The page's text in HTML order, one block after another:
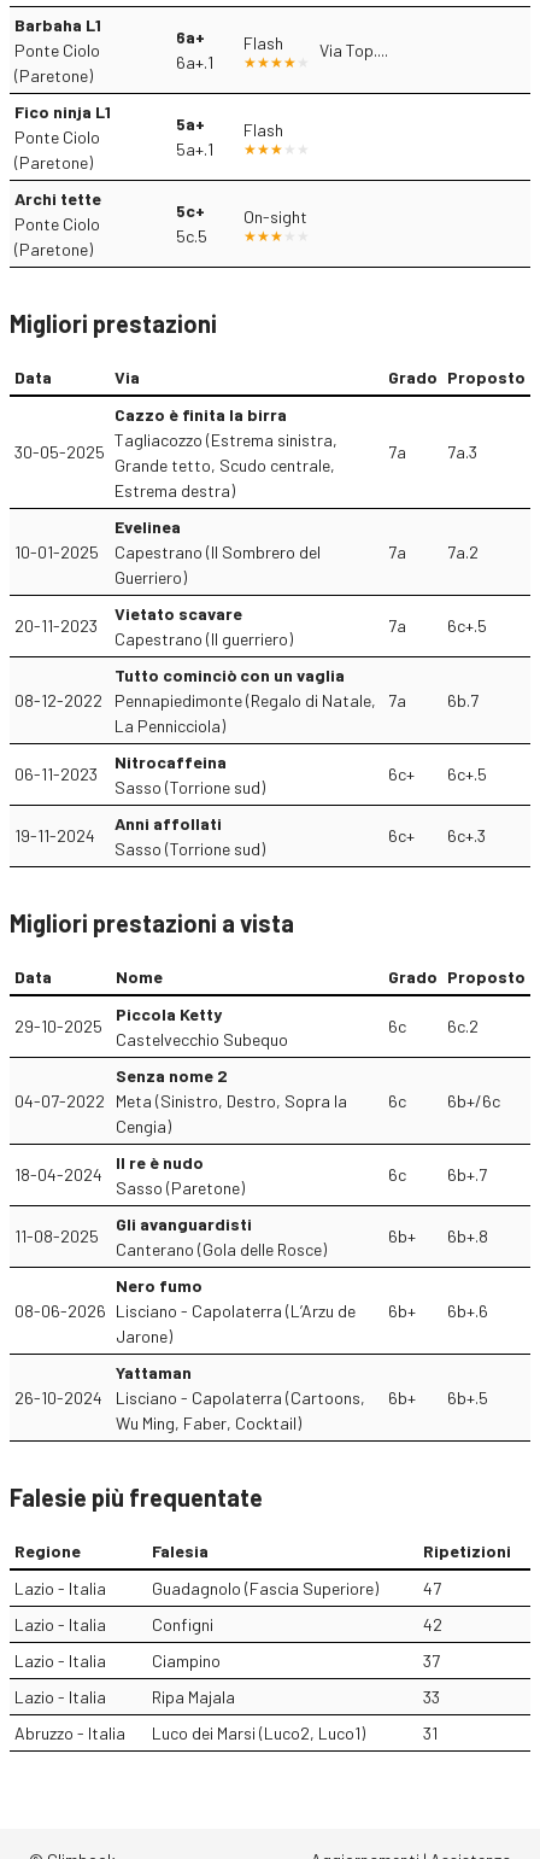
Barbaha L1
Ponte Ciolo
(Paretone)
6a+
6a+.1
Flash Via Top....
Fico ninja L1
Ponte Ciolo
(Paretone)
5a+
5a+.1
Flash
Archi tette
Ponte Ciolo
(Paretone)
5c+
5c.5
On-sight
Migliori prestazioni
Data Via Grado Proposto
30-05-2025
Cazzo è finita la birra
Tagliacozzo (Estrema sinistra,
Grande tetto, Scudo centrale,
Estrema destra)
7a 7a.3
10-01-2025
Evelinea
Capestrano (Il Sombrero del
Guerriero)
7a 7a.2
20-11-2023
Vietato scavare
Capestrano (Il guerriero)
7a 6c+.5
08-12-2022
Tutto cominciò con un vaglia
Pennapiedimonte (Regalo di Natale,
La Pennicciola)
7a 6b.7
06-11-2023
Nitrocaffeina
Sasso (Torrione sud)
6c+ 6c+.5
19-11-2024
Anni affollati
Sasso (Torrione sud)
6c+ 6c+.3
Migliori prestazioni a vista
Data Nome Grado Proposto
29-10-2025
Piccola Ketty
Castelvecchio Subequo
6c 6c.2
04-07-2022
Senza nome 2
Meta (Sinistro, Destro, Sopra la
Cengia)
6c 6b+/6c
18-04-2024
Il re è nudo
Sasso (Paretone)
6c 6b+.7
11-08-2025
Gli avanguardisti
Canterano (Gola delle Rosce)
6b+ 6b+.8
08-06-2026
Nero fumo
Lisciano - Capolaterra (L’Arzu de
Jarone)
6b+ 6b+.6
26-10-2024
Yattaman
Lisciano - Capolaterra (Cartoons,
Wu Ming, Faber, Cocktail)
6b+ 6b+.5
Falesie più frequentate
Regione Falesia
Ripetizioni
Lazio - Italia
Guadagnolo (Fascia Superiore)
47
Lazio - Italia
Configni
42
Lazio - Italia
Ciampino
37
Lazio - Italia
Ripa Majala
33
Abruzzo - Italia
Luco dei Marsi (Luco2, Luco1) 31